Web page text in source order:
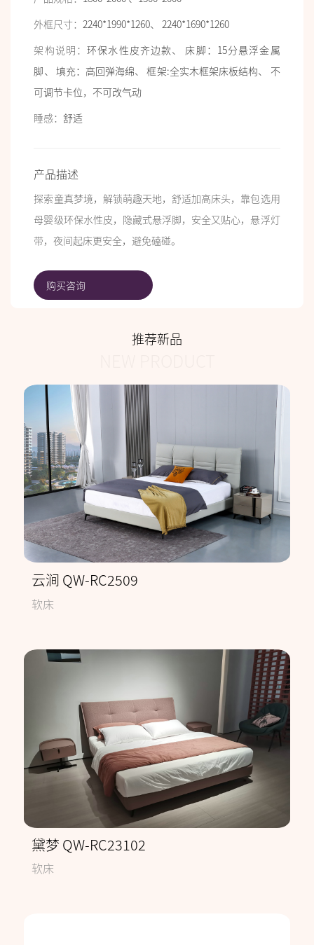
外框尺寸：2240*1990*1260、 2240*1690*1260
架构说明：环保水性皮齐边款、 床脚：15分悬浮金属
脚、 填充：高回弹海绵、 框架:全实木框架床板结构、 不
可调节卡位，不可改气动
睡感：舒适
产品描述
探索童真梦境，解锁萌趣天地，舒适加高床头，靠包选用
母婴级环保水性皮，隐藏式悬浮脚，安全又贴心，悬浮灯
带，夜间起床更安全，避免磕碰。
购买咨询
推荐新品
云涧 QW-RC2509
软床
黛梦 QW-RC23102
软床